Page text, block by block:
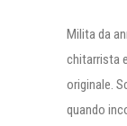
Milita da
chitarrista
originale.
quando